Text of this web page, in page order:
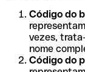
Código do
vezes,
nome
Código do